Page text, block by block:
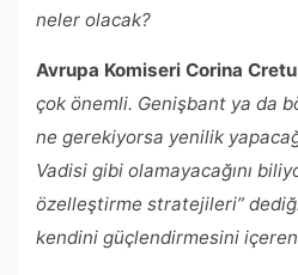
neler olacak?
Avrupa Komiseri Corina
çok önemli. Genişbant ya da
ne gerekiyorsa yenilik
Vadisi gibi olamayacağını
özelleştirme stratejileri”
kendini güçlendirmesini